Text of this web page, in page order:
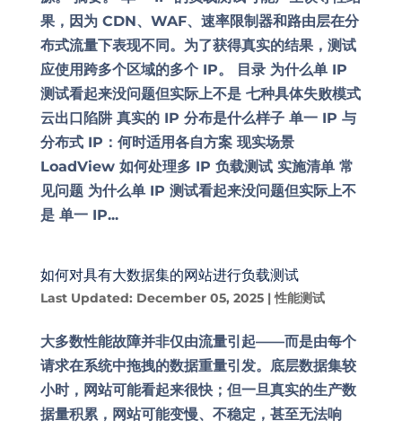
果，因为 CDN、WAF、速率限制器和路由层在分
布式流量下表现不同。为了获得真实的结果，测试
应使用跨多个区域的多个 IP。 目录 为什么单 IP
测试看起来没问题但实际上不是 七种具体失败模式
云出口陷阱 真实的 IP 分布是什么样子 单一 IP 与
分布式 IP：何时适用各自方案 现实场景
LoadView 如何处理多 IP 负载测试 实施清单 常
见问题 为什么单 IP 测试看起来没问题但实际上不
是 单一 IP...
如何对具有大数据集的网站进行负载测试
Last Updated: December 05, 2025|性能测试
大多数性能故障并非仅由流量引起——而是由每个
请求在系统中拖拽的数据重量引发。底层数据集较
小时，网站可能看起来很快；但一旦真实的生产数
据量积累，网站可能变慢、不稳定，甚至无法响